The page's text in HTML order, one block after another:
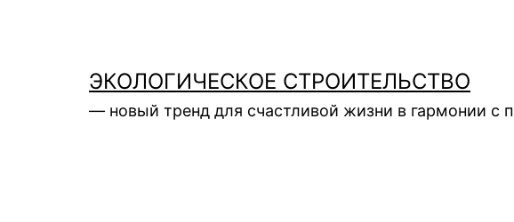
содержимомуЭКОЛОГИЧЕСКОЕ СТРОИТЕЛЬСТВО
— новый тренд для счастливой жизни в гармонии с